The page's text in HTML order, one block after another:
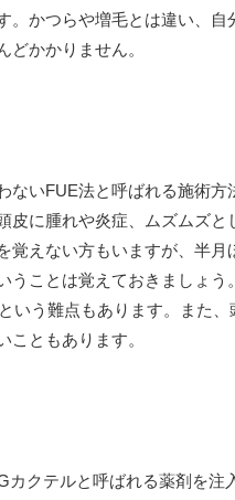
。かつらや増毛とは違い、自
かかりません。
ないFUE法と呼ばれる施術方
皮に腫れや炎症、ムズムズと
覚えない方もいますが、半月
ことは覚えておきましょう。
いう難点もあります。また、
ともあります。
クテルと呼ばれる薬剤を注